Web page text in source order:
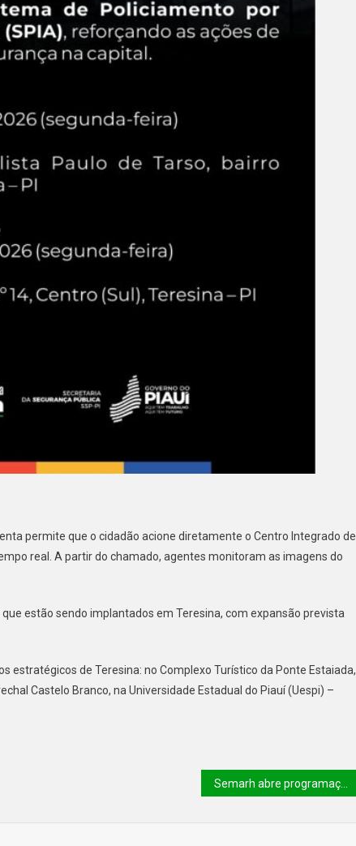
permite que o cidadão acione diretamente o Centro Integrado de
real. A partir do chamado, agentes monitoram as imagens do
estão sendo implantados em Teresina, com expansão prevista
de Teresina: no Complexo Turístico da Ponte Estaiada,
Castelo Branco, na Universidade Estadual do Piauí (Uespi) –